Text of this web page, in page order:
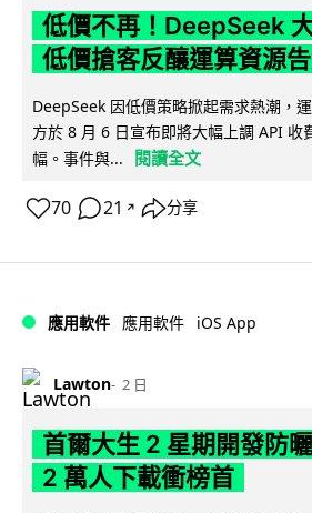
低價不再！DeepSeek
低價搶客反釀運算資源
DeepSeek 因低價策略掀起需求熱潮，
方於 8 月 6 日宣布即將大幅上調 API 收
幅。事件與...
閱讀全文
70 21 ↗ 分享
應用軟件 應用軟件 iOS App
Lawton 2 日
首爾大生 2 星期開發防
2 萬人下載衝榜首